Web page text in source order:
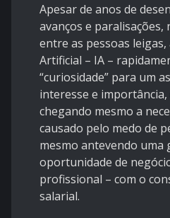
Apesar de anos de
avanços e paralisações,
entre as pessoas
Artificial – IA –
“curiosidade” para um
interesse e
chegando mesmo a
causado pelo medo de
mesmo antevendo uma
oportunidade de
profissional – com o
salarial.